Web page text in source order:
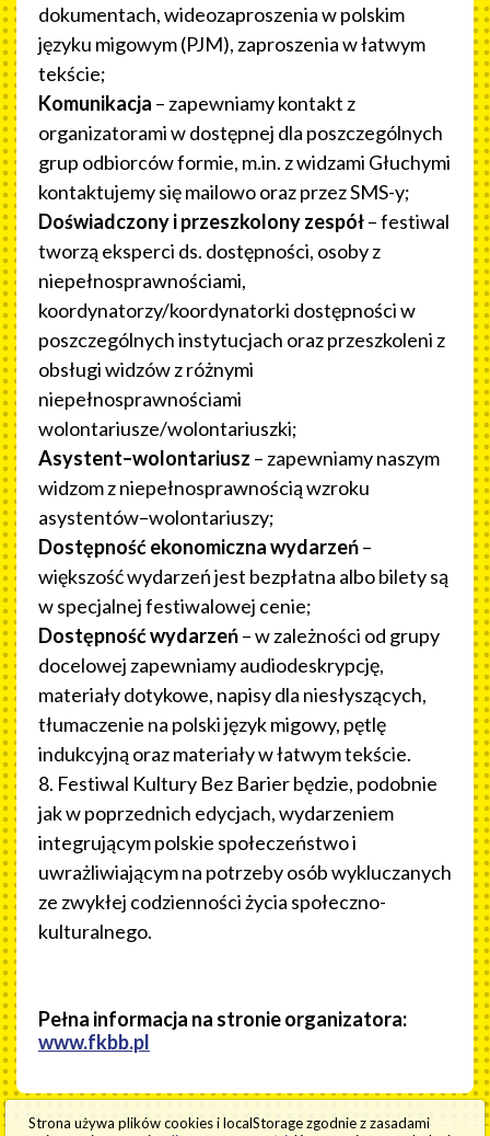
dokumentach, wideozaproszenia w polskim
języku migowym (PJM), zaproszenia w łatwym
tekście;
Komunikacja – zapewniamy kontakt z
organizatorami w dostępnej dla poszczególnych
grup odbiorców formie, m.in. z widzami Głuchymi
kontaktujemy się mailowo oraz przez SMS-y;
Doświadczony i przeszkolony zespół– festiwal
tworzą eksperci ds. dostępności, osoby z
niepełnosprawnościami,
koordynatorzy/koordynatorki dostępności w
poszczególnych instytucjach oraz przeszkoleni z
obsługi widzów z różnymi
niepełnosprawnościami
wolontariusze/wolontariuszki;
Asystent–wolontariusz – zapewniamy naszym
widzom z niepełnosprawnością wzroku
asystentów–wolontariuszy;
Dostępność ekonomiczna wydarzeń–
większość wydarzeń jest bezpłatna albo bilety są
w specjalnej festiwalowej cenie;
Dostępność wydarzeń– w zależności od grupy
docelowej zapewniamy audiodeskrypcję,
materiały dotykowe, napisy dla niesłyszących,
tłumaczenie na polski język migowy, pętlę
indukcyjną oraz materiały w łatwym tekście.
8. Festiwal Kultury Bez Barier będzie, podobnie
jak w poprzednich edycjach, wydarzeniem
integrującym polskie społeczeństwo i
uwrażliwiającym na potrzeby osób wykluczanych
ze zwykłej codzienności życia społeczno-
kulturalnego.
Pełna informacja na stronie organizatora:
www.fkbb.pl
Strona używa plików cookies i localStorage zgodnie z zasadami